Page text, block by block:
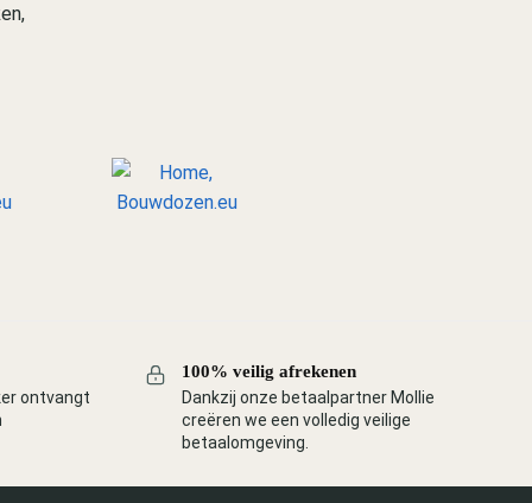
ontvangt
100% veilig afrekenen
Dankzij onze betaalpartner Mollie
creëren we een volledig veilige
betaalomgeving.